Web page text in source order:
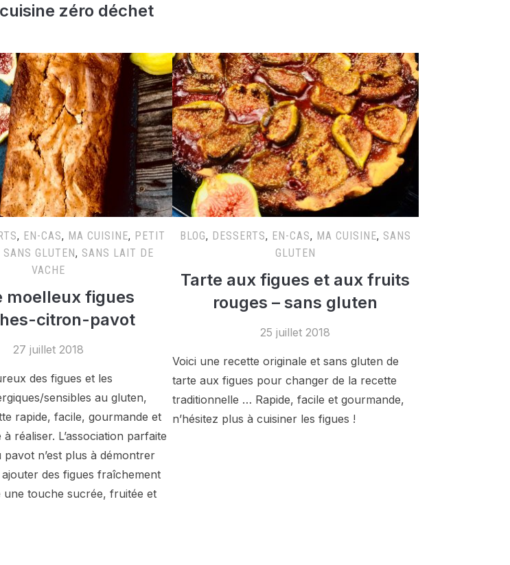
zéro déchet
, EN-CAS, MA CUISINE, PETIT
SANS GLUTEN, SANS LAIT DE
VACHE
moelleux figues
citron-pavot
27 juillet 2018
des figues et les
sensibles au gluten,
rapide, facile, gourmande et
réaliser. L’association parfaite
n’est plus à démontrer
ajouter des figues fraîchement
une touche sucrée, fruitée et
BLOG, DESSERTS, EN-CAS, MA CUISINE, SANS
GLUTEN
Tarte aux figues et aux fruits
rouges – sans gluten
25 juillet 2018
Voici une recette originale et sans gluten de
tarte aux figues pour changer de la recette
traditionnelle … Rapide, facile et gourmande,
n’hésitez plus à cuisiner les figues !